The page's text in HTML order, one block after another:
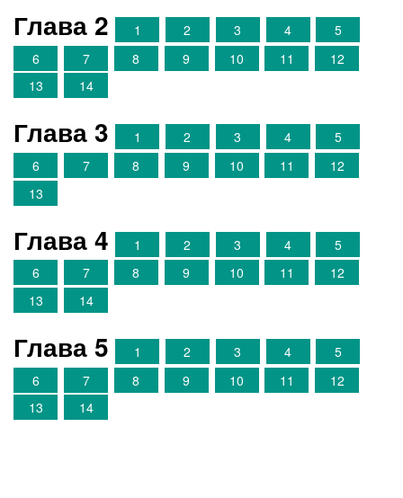
Глава 2 1 2 3 4
5
6
7 8 9 10 11
12
13
14
Глава 3 1 2 3 4
5
6
7 8 9 10 11
12
13
Глава 4 1 2 3 4
5
6
7 8 9 10 11
12
13
14
Глава 5 1 2 3 4
5
6
7 8 9 10 11
12
13
14